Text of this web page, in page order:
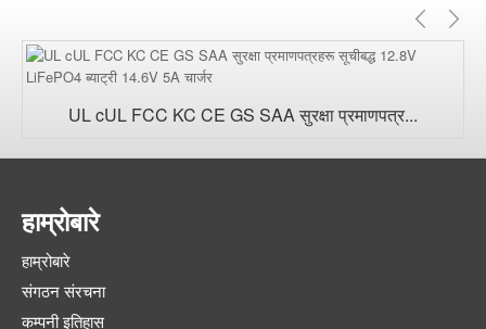
UL cUL FCC KC CE GS SAA सुरक्षा प्रमाणपत्र...
हाम्रोबारे
हाम्रोबारे
संगठन संरचना
कम्पनी इतिहास